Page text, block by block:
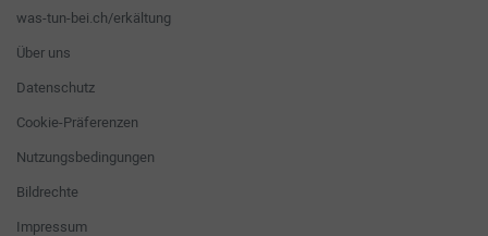
was-tun-bei.ch/erkältung
Über uns
Datenschutz
Cookie-Präferenzen
Nutzungsbedingungen
Bildrechte
Impressum